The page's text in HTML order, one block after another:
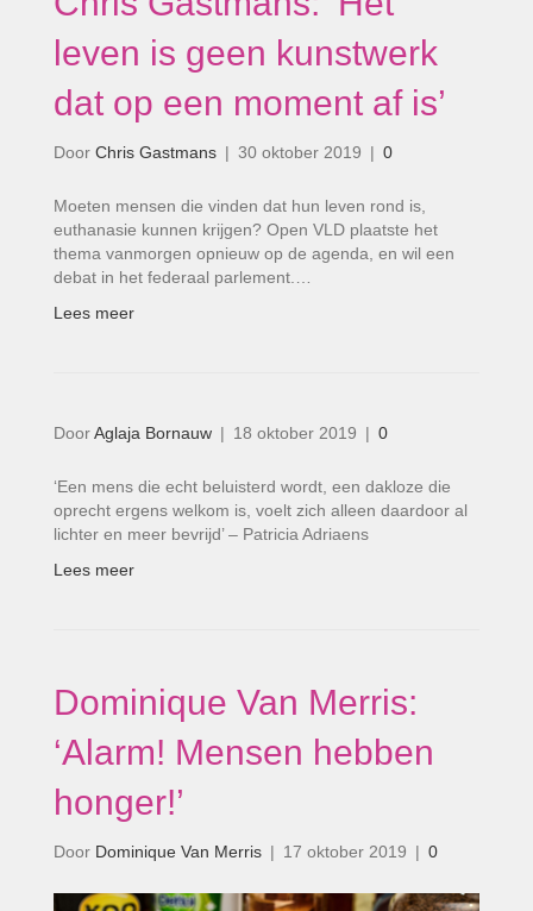
leven is geen kunstwerk
dat op een moment af is’
Door Chris Gastmans | 30 oktober 2019 | 0
Moeten mensen die vinden dat hun leven rond is,
euthanasie kunnen krijgen? Open VLD plaatste het
thema vanmorgen opnieuw op de agenda, en wil een
debat in het federaal parlement.…
Lees meer
DoorAglaja Bornauw | 18 oktober 2019 | 0
‘Een mens die echt beluisterd wordt, een dakloze die
oprecht ergens welkom is, voelt zich alleen daardoor al
lichter en meer bevrijd’ – Patricia Adriaens
Lees meer
Dominique Van Merris:
‘Alarm! Mensen hebben
honger!’
Door Dominique Van Merris | 17 oktober 2019 | 0